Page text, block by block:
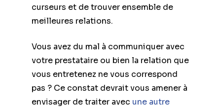
curseurs et de trouver ensemble de
meilleures relations.
Vous avez du mal à communiquer avec
votre prestataire ou bien la relation que
vous entretenez ne vous correspond
pas ? Ce constat devrait vous amener à
envisager de traiter avec une autre